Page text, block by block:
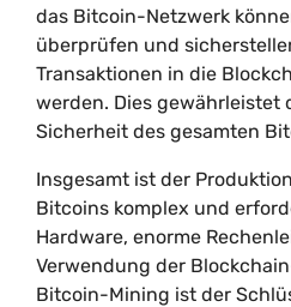
das Bitcoin-Netzwerk
überprüfen und
Transaktionen in die
werden. Dies gewährleistet
Sicherheit des gesamten
Insgesamt ist der
Bitcoins komplex und
Hardware, enorme
Verwendung der
Bitcoin-Mining ist der